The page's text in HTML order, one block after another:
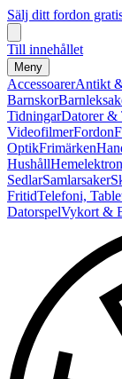
Sälj ditt fordon
Till innehållet
Meny
AccessoarerAntikt
Barnskor
TidningarDatorer &
VideofilmerFordon
OptikFrimärken
Hushåll
SedlarSamlarsaker
FritidTelefoni,
DatorspelVykort &